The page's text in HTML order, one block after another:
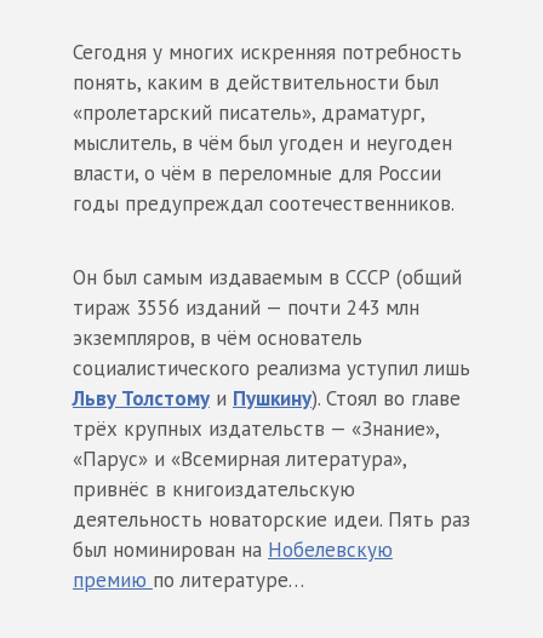
Сегодня у многих искренняя потребность
понять, каким в действительности был
«пролетарский писатель», драматург,
мыслитель, в чём был угоден и неугоден
власти, о чём в переломные для России
годы предупреждал соотечественников.
Он был самым издаваемым в СССР (общий
тираж 3556 изданий — почти 243 млн
экземпляров, в чём основатель
социалистического реализма уступил лишь
Льву Толстому и Пушкину). Стоял во главе
трёх крупных издательств — «Знание»,
«Парус» и «Всемирная литература»,
привнёс в книгоиздательскую
деятельность новаторские идеи. Пять раз
был номинирован на Нобелевскую
премию по литературе…